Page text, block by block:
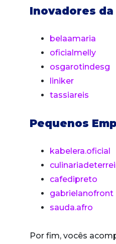
Inovadores
belaamaria
oficialmelly
osgarotindesg
liniker
tassiareis
Pequenos
kabelera.oficial
cafedipreto
gabrielanofront
sauda.afro
Por fim, vocês